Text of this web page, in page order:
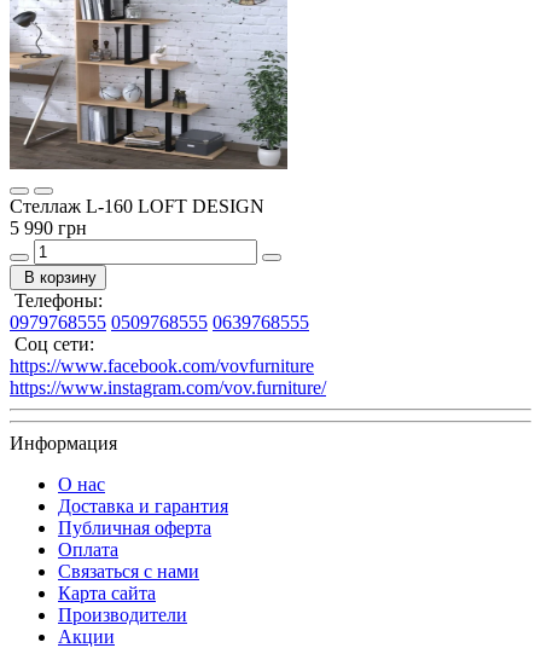
Стеллаж L-160 LOFT DESIGN
5 990 грн
В корзину
Телефоны:
0979768555 0509768555 0639768555
Соц сети:
https://www.facebook.com/vovfurniture
https://www.instagram.com/vov.furniture/
Информация
О нас
Доставка и гарантия
Публичная оферта
Оплата
Связаться с нами
Карта сайта
Производители
Акции